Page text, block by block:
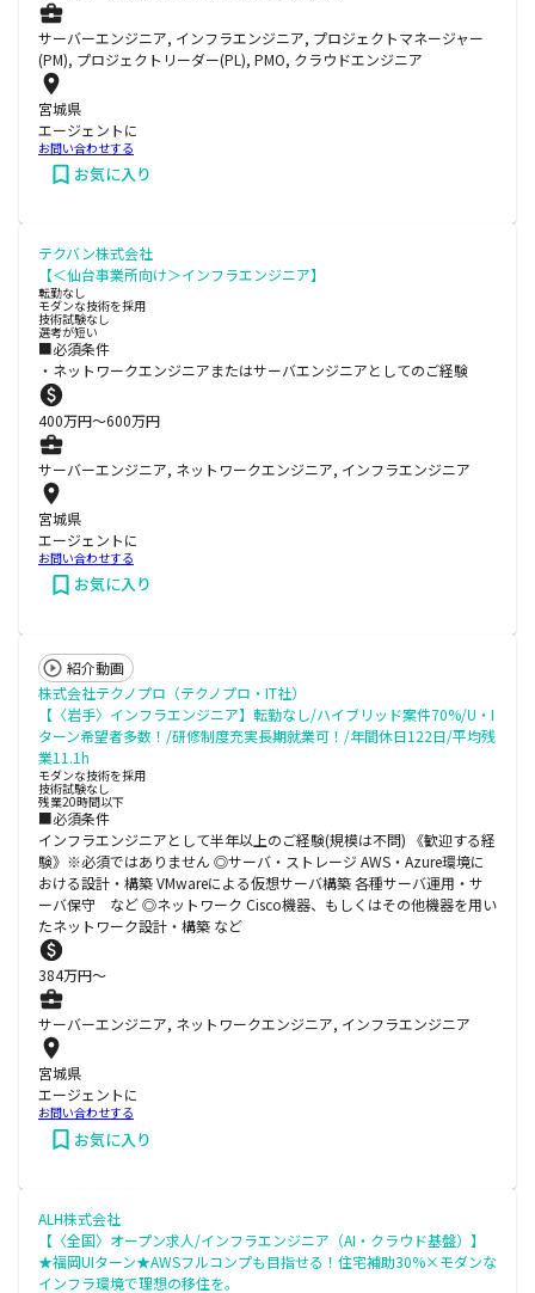
サーバーエンジニア, インフラエンジニア, プロジェクトマネージャー
(PM), プロジェクトリーダー(PL), PMO, クラウドエンジニア
宮城県
エージェントに
お問い合わせする
お気に入り
テクバン株式会社
【＜仙台事業所向け＞インフラエンジニア】
転勤なし
モダンな技術を採用
技術試験なし
選考が短い
■必須条件
・ネットワークエンジニアまたはサーバエンジニアとしてのご経験
400万円〜600万円
サーバーエンジニア, ネットワークエンジニア, インフラエンジニア
宮城県
エージェントに
お問い合わせする
お気に入り
紹介動画
株式会社テクノプロ（テクノプロ・IT社）
【〈岩手〉インフラエンジニア】転勤なし/ハイブリッド案件70%/U・I
ターン希望者多数！/研修制度充実長期就業可！/年間休日122日/平均残
業11.1h
モダンな技術を採用
技術試験なし
残業20時間以下
■必須条件
インフラエンジニアとして半年以上のご経験(規模は不問) 《歓迎する経
験》※必須ではありません ◎サーバ・ストレージ AWS・Azure環境に
おける設計・構築 VMwareによる仮想サーバ構築 各種サーバ運用・サ
ーバ保守 など ◎ネットワーク Cisco機器、もしくはその他機器を用い
たネットワーク設計・構築 など
384万円〜
サーバーエンジニア, ネットワークエンジニア, インフラエンジニア
宮城県
エージェントに
お問い合わせする
お気に入り
ALH株式会社
【〈全国〉オープン求人/インフラエンジニア（AI・クラウド基盤）】
★福岡UIターン★AWSフルコンプも目指せる！住宅補助30%×モダンな
インフラ環境で理想の移住を。